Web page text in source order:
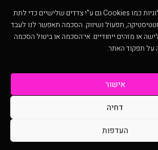
אנו משתמשים בטכנולוגיות כמו Cookies גם ע"י צדדים שלישיים כדי לתת
תפעול ושיווק. הסכמה תאפשר לנו לעבד
או מזהים ייחודיים. אי־הסכמה או ביטול הסכמה
על תפקוד האתר.
אישור
דחיה
העדפות